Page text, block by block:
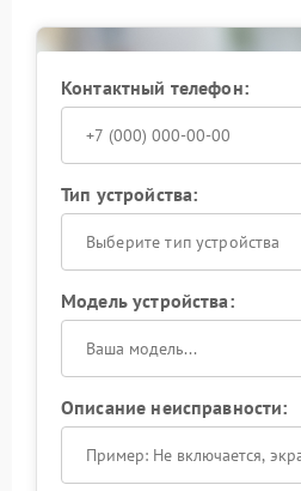
Контактный телефон:
Тип устройства:
Выберите тип устройства
Модель устройства:
Описание неисправности: